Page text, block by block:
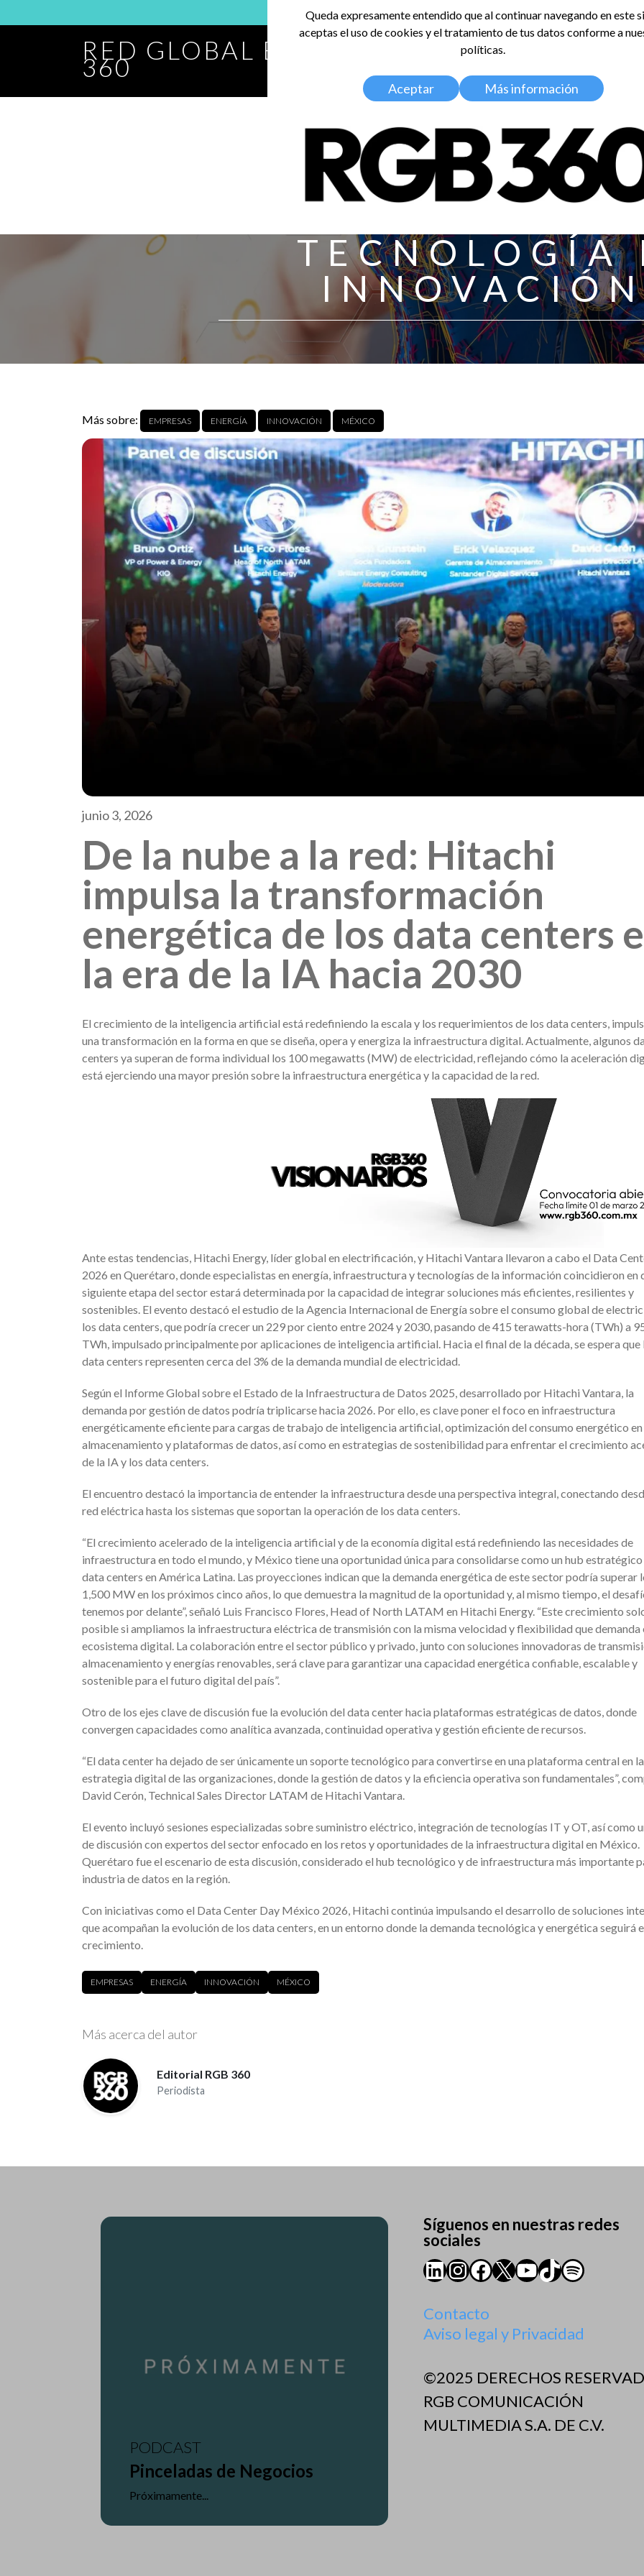
RED GLOBAL BALDOSA
360
TECNOLOGÍA
Más sobre: EMPRESAS ENERGÍA INNOVACIÓN MÉXICO
junio 3, 2026
De la nube a la red: Hitachi
impulsa la transformación
energética de los data centers
la era de la IA hacia 2030
El crecimiento de la inteligencia artificial está redefiniendo la escala y los requerimientos de los data centers,
una transformación en la forma en que se diseña, opera y energiza la infraestructura digital. Actualmente, algunos
centers ya superan de forma individual los 100 megawatts (MW) de electricidad, reflejando cómo la aceleración
está ejerciendo una mayor presión sobre la infraestructura energética y la capacidad de la red.
Ante estas tendencias, Hitachi Energy, líder global en electrificación, y Hitachi Vantara llevaron a cabo el Data
2026 en Querétaro, donde especialistas en energía, infraestructura y tecnologías de la información coincidieron en
siguiente etapa del sector estará determinada por la capacidad de integrar soluciones más eficientes, resilientes y
sostenibles. El evento destacó el estudio de la Agencia Internacional de Energía sobre el consumo global de
los data centers, que podría crecer un 229 por ciento entre 2024 y 2030, pasando de 415 terawatts-hora (TWh) a
TWh, impulsado principalmente por aplicaciones de inteligencia artificial. Hacia el final de la década, se espera que
data centers representen cerca del 3% de la demanda mundial de electricidad.
Según el Informe Global sobre el Estado de la Infraestructura de Datos 2025, desarrollado por Hitachi Vantara, la
demanda por gestión de datos podría triplicarse hacia 2026. Por ello, es clave poner el foco en infraestructura
energéticamente eficiente para cargas de trabajo de inteligencia artificial, optimización del consumo energético en
almacenamiento y plataformas de datos, así como en estrategias de sostenibilidad para enfrentar el crecimiento
de la IA y los data centers.
El encuentro destacó la importancia de entender la infraestructura desde una perspectiva integral, conectando
red eléctrica hasta los sistemas que soportan la operación de los data centers.
“El crecimiento acelerado de la inteligencia artificial y de la economía digital está redefiniendo las necesidades de
infraestructura en todo el mundo, y México tiene una oportunidad única para consolidarse como un hub
data centers en América Latina. Las proyecciones indican que la demanda energética de este sector podría superar
1,500 MW en los próximos cinco años, lo que demuestra la magnitud de la oportunidad y, al mismo tiempo, el
tenemos por delante”, señaló Luis Francisco Flores, Head of North LATAM en Hitachi Energy. “Este crecimiento
posible si ampliamos la infraestructura eléctrica de transmisión con la misma velocidad y flexibilidad que demanda
ecosistema digital. La colaboración entre el sector público y privado, junto con soluciones innovadoras de
almacenamiento y energías renovables, será clave para garantizar una capacidad energética confiable, escalable y
sostenible para el futuro digital del país”.
Otro de los ejes clave de discusión fue la evolución del data center hacia plataformas estratégicas de datos, donde
convergen capacidades como analítica avanzada, continuidad operativa y gestión eficiente de recursos.
“El data center ha dejado de ser únicamente un soporte tecnológico para convertirse en una plataforma central en la
estrategia digital de las organizaciones, donde la gestión de datos y la eficiencia operativa son fundamentales”,
David Cerón, Technical Sales Director LATAM de Hitachi Vantara.
El evento incluyó sesiones especializadas sobre suministro eléctrico, integración de tecnologías IT y OT, así como
de discusión con expertos del sector enfocado en los retos y oportunidades de la infraestructura digital en México.
Querétaro fue el escenario de esta discusión, considerado el hub tecnológico y de infraestructura más importante
industria de datos en la región.
Con iniciativas como el Data Center Day México 2026, Hitachi continúa impulsando el desarrollo de soluciones
que acompañan la evolución de los data centers, en un entorno donde la demanda tecnológica y energética seguirá
crecimiento.
EMPRESAS ENERGÍA INNOVACIÓN MÉXICO
Más acerca del autor
Editorial RGB 360
Periodista
PODCAST
Pinceladas de Negocios
Próximamente...
Síguenos en nuestras redes
sociales
LinkedIn
Instagram
Facebook
X YouTube
TikTok
Spotify
Contacto
Aviso legal y Privacidad
©2025 DERECHOS
RGB COMUNICACIÓN
MULTIMEDIA S.A. DE C.V.
Queda expresamente entendido que al continuar navegando en este
aceptas el uso de cookies y el tratamiento de tus datos conforme a
políticas.
Aceptar Más información